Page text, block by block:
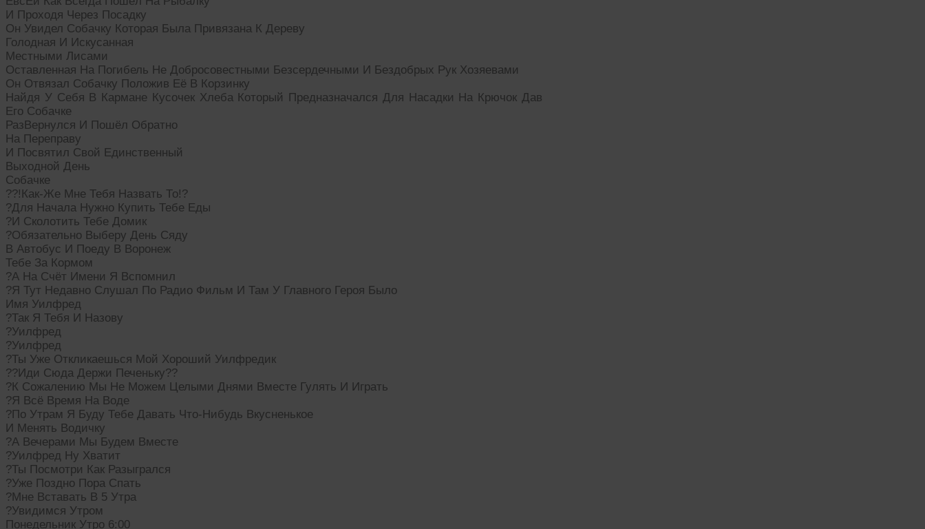
И Проходя Через Посадку
Он Увидел Собачку Которая Была Привязана К Дереву
Голодная И Искусанная
Местными Лисами
Оставленная На Погибель Не Добросовестными Безсердечными И Бездобрых Рук Хозяевами
Он Отвязал Собачку Положив Её В Корзинку
Найдя У Себя В Кармане Кусочек Хлеба Который Предназначался Для Насадки На Крючок Дав
Его Собачке
РазВернулся И Пошёл Обратно
На Переправу
И Посвятил Свой Единственный
Выходной День
Собачке
??!Как-Же Мне Тебя Назвать То!?
?Для Начала Нужно Купить Тебе Еды
?И Сколотить Тебе Домик
?Обязательно Выберу День Сяду
В Автобус И Поеду В Воронеж
Тебе За Кормом
?А На Счёт Имени Я Вспомнил
?Я Тут Недавно Слушал По Радио Фильм И Там У Главного Героя Было
Имя Уилфред
?Так Я Тебя И Назову
?Уилфред
?Уилфред
?Ты Уже Откликаешься Мой Хороший Уилфредик
??Иди Сюда Держи Печеньку??
?К Сожалению Мы Не Можем Целыми Днями Вместе Гулять И Играть
?Я Всё Время На Воде
?По Утрам Я Буду Тебе Давать Что-Нибудь Вкусненькое
И Менять Водичку
?А Вечерами Мы Будем Вместе
?Уилфред Ну Хватит
?Ты Посмотри Как Разыгрался
?Уже Поздно Пора Спать
?Мне Вставать В 5 Утра
?Увидимся Утром
Понедельник Утро 6:00